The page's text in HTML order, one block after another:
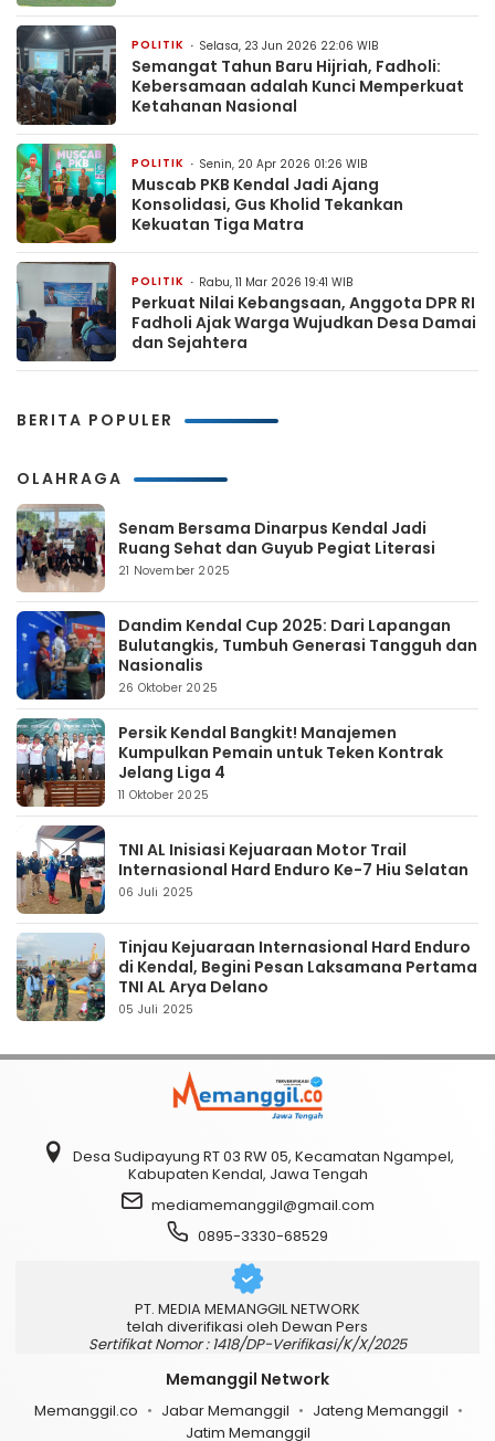
POLITIK Selasa, 23 Jun 2026 22:06 WIB
Semangat Tahun Baru Hijriah, Fadholi:
Kebersamaan adalah Kunci Memperkuat
Ketahanan Nasional
POLITIK Senin, 20 Apr 2026 01:26 WIB
Muscab PKB Kendal Jadi Ajang
Konsolidasi, Gus Kholid Tekankan
Kekuatan Tiga Matra
POLITIK Rabu, 11 Mar 2026 19:41 WIB
Perkuat Nilai Kebangsaan, Anggota DPR RI
Fadholi Ajak Warga Wujudkan Desa Damai
dan Sejahtera
BERITA POPULER
OLAHRAGA
Senam Bersama Dinarpus Kendal Jadi
Ruang Sehat dan Guyub Pegiat Literasi
21 November 2025
Dandim Kendal Cup 2025: Dari Lapangan
Bulutangkis, Tumbuh Generasi Tangguh dan
Nasionalis
26 Oktober 2025
Persik Kendal Bangkit! Manajemen
Kumpulkan Pemain untuk Teken Kontrak
Jelang Liga 4
11 Oktober 2025
TNI AL Inisiasi Kejuaraan Motor Trail
Internasional Hard Enduro Ke-7 Hiu Selatan
06 Juli 2025
Tinjau Kejuaraan Internasional Hard Enduro
di Kendal, Begini Pesan Laksamana Pertama
TNI AL Arya Delano
05 Juli 2025
Desa Sudipayung RT 03 RW 05, Kecamatan Ngampel,
Kabupaten Kendal, Jawa Tengah
mediamemanggil@gmail.com
0895-3330-68529
PT. MEDIA MEMANGGIL NETWORK
telah diverifikasi oleh Dewan Pers
Sertifikat Nomor : 1418/DP-Verifikasi/K/X/2025
Memanggil Network
Memanggil.co Jabar Memanggil
Jateng Memanggil
Jatim Memanggil